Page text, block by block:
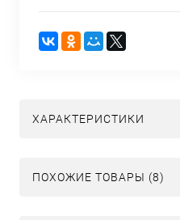
ХАРАКТЕРИСТИКИ
ПОХОЖИЕ ТОВАРЫ (8)